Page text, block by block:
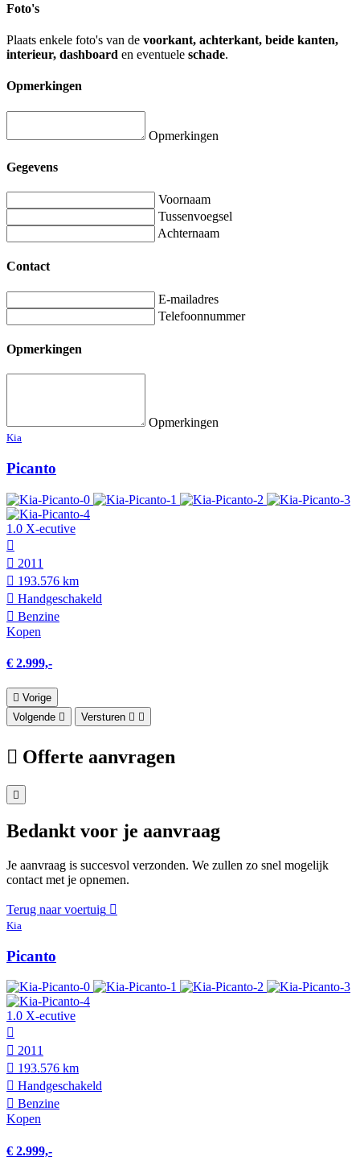
Foto's
Plaats enkele foto's van de voorkant, achterkant, beide kanten,
interieur, dashboard en eventuele schade.
Opmerkingen
Opmerkingen
Gegevens
Voornaam
Tussenvoegsel
Achternaam
Contact
E-mailadres
Telefoonnummer
Opmerkingen
Opmerkingen
Kia
Picanto
1.0 X-ecutive
2011
193.576 km
Hand­geschakeld
Benzine
Kopen
€ 2.999,-
Vorige
Volgende
Versturen
Offerte aanvragen
Bedankt voor je aanvraag
Je aanvraag is succesvol verzonden. We zullen zo snel mogelijk
contact met je opnemen.
Terug naar voertuig
Kia
Picanto
1.0 X-ecutive
2011
193.576 km
Hand­geschakeld
Benzine
Kopen
€ 2.999,-